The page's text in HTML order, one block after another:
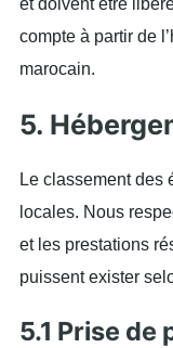
et doivent être
compte à partir de
marocain.
5.
Le classement des
locales. Nous
et les prestations
puissent exister
5.1 Prise